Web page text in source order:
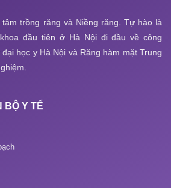
tâm trồng răng và Niềng răng. Tự hào là
đầu tiên ở Hà Nội đi đầu về công
học y Hà Nội và Răng hàm mặt Trung
BỘ Y TẾ